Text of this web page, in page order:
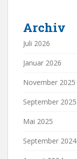
Archiv
Juli 2026
Januar 2026
November 2025
September 2025
Mai 2025
September 2024